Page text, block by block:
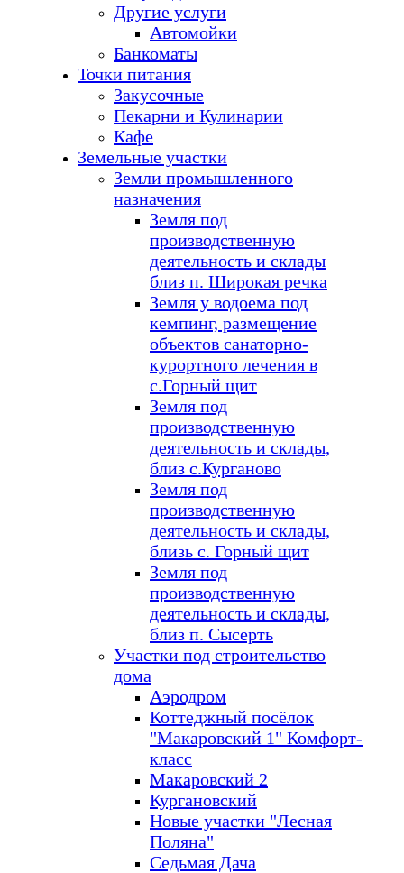
Другие услуги
Автомойки
Банкоматы
Точки питания
Закусочные
Пекарни и Кулинарии
Кафе
Земельные участки
Земли промышленного
назначения
Земля под
производственную
деятельность и склады
близ п. Широкая речка
Земля у водоема под
кемпинг, размещение
объектов санаторно-
курортного лечения в
с.Горный щит
Земля под
производственную
деятельность и склады,
близ с.Курганово
Земля под
производственную
деятельность и склады,
близь с. Горный щит
Земля под
производственную
деятельность и склады,
близ п. Сысерть
Участки под строительство
дома
Аэродром
Коттеджный посёлок
"Макаровский 1" Комфорт-
класс
Макаровский 2
Кургановский
Новые участки "Лесная
Поляна"
Седьмая Дача